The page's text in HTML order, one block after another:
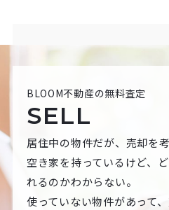
BLOOM不動産の無料査定
SELL
居住中の物件だが、売却を考
空き家を持っているけど、
れるのかわからない。
使っていない物件があって